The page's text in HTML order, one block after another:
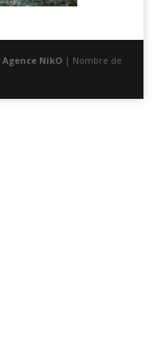
Agence NikO| Nombre de